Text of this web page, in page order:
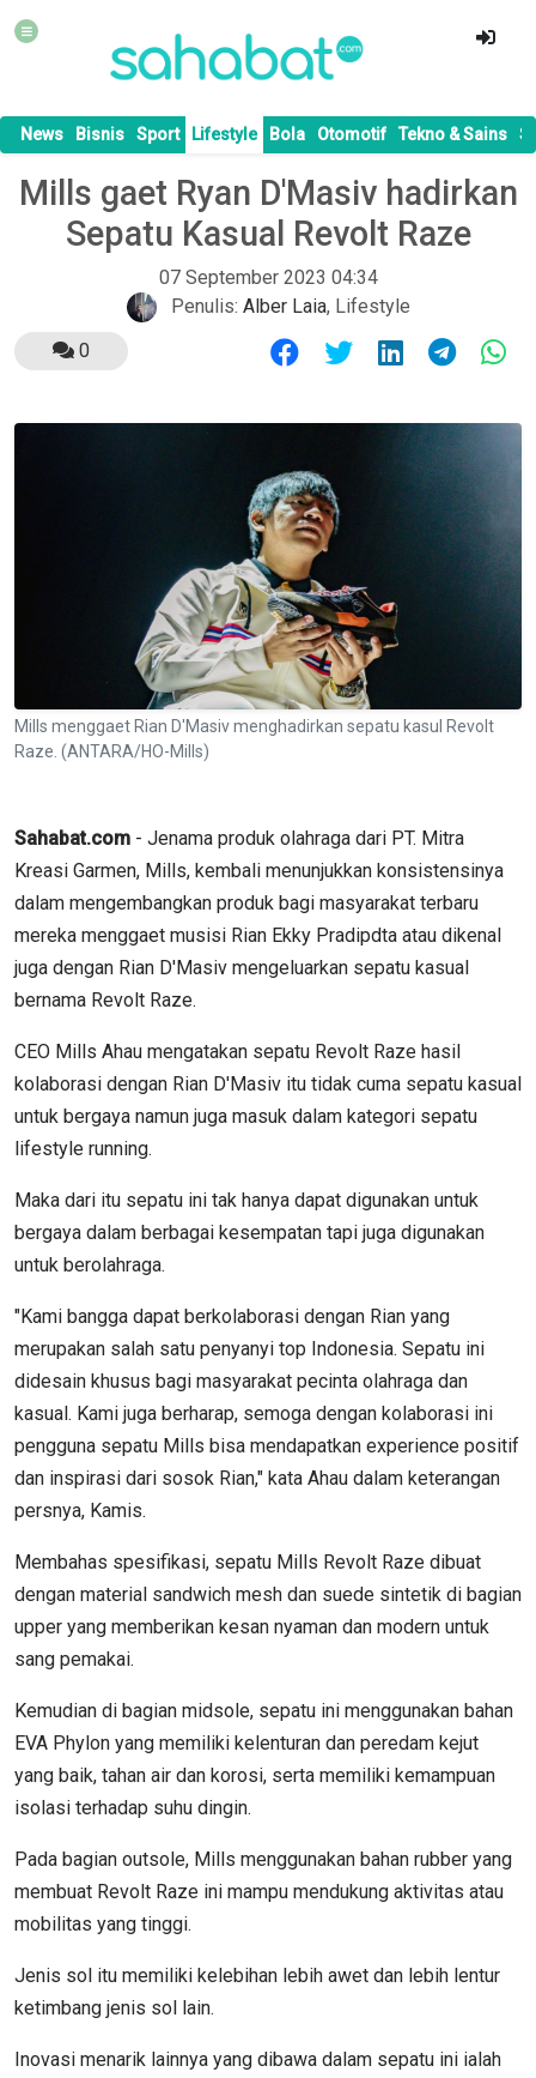
News Bisnis Sport Lifestyle Bola Otomotif Tekno & Sains
Mills gaet Ryan D'Masiv hadirkan
Sepatu Kasual Revolt Raze
07 September 2023 04:34
Penulis: Alber Laia, Lifestyle
0
Mills menggaet Rian D'Masiv menghadirkan sepatu kasul Revolt
Raze. (ANTARA/HO-Mills)
Sahabat.com - Jenama produk olahraga dari PT. Mitra
Kreasi Garmen, Mills, kembali menunjukkan konsistensinya
dalam mengembangkan produk bagi masyarakat terbaru
mereka menggaet musisi Rian Ekky Pradipdta atau dikenal
juga dengan Rian D'Masiv mengeluarkan sepatu kasual
bernama Revolt Raze.
CEO Mills Ahau mengatakan sepatu Revolt Raze hasil
kolaborasi dengan Rian D'Masiv itu tidak cuma sepatu kasual
untuk bergaya namun juga masuk dalam kategori sepatu
lifestyle running.
Maka dari itu sepatu ini tak hanya dapat digunakan untuk
bergaya dalam berbagai kesempatan tapi juga digunakan
untuk berolahraga.
"Kami bangga dapat berkolaborasi dengan Rian yang
merupakan salah satu penyanyi top Indonesia. Sepatu ini
didesain khusus bagi masyarakat pecinta olahraga dan
kasual. Kami juga berharap, semoga dengan kolaborasi ini
pengguna sepatu Mills bisa mendapatkan experience positif
dan inspirasi dari sosok Rian," kata Ahau dalam keterangan
persnya, Kamis.
Membahas spesifikasi, sepatu Mills Revolt Raze dibuat
dengan material sandwich mesh dan suede sintetik di bagian
upper yang memberikan kesan nyaman dan modern untuk
sang pemakai.
Kemudian di bagian midsole, sepatu ini menggunakan bahan
EVA Phylon yang memiliki kelenturan dan peredam kejut
yang baik, tahan air dan korosi, serta memiliki kemampuan
isolasi terhadap suhu dingin.
Pada bagian outsole, Mills menggunakan bahan rubber yang
membuat Revolt Raze ini mampu mendukung aktivitas atau
mobilitas yang tinggi.
Jenis sol itu memiliki kelebihan lebih awet dan lebih lentur
ketimbang jenis sol lain.
Inovasi menarik lainnya yang dibawa dalam sepatu ini ialah